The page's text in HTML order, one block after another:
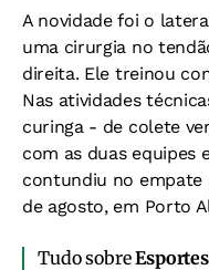
A novidade foi o
uma cirurgia no
direita. Ele treinou
Nas atividades
curinga - de colete
com as duas equipes
contundiu no empate
de agosto, em Porto
Tudo sobreEsportes